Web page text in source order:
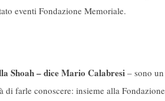
eventi Fondazione Memoriale.
Shoah – dice Mario Calabresi – sono
di farle conoscere: insieme alla